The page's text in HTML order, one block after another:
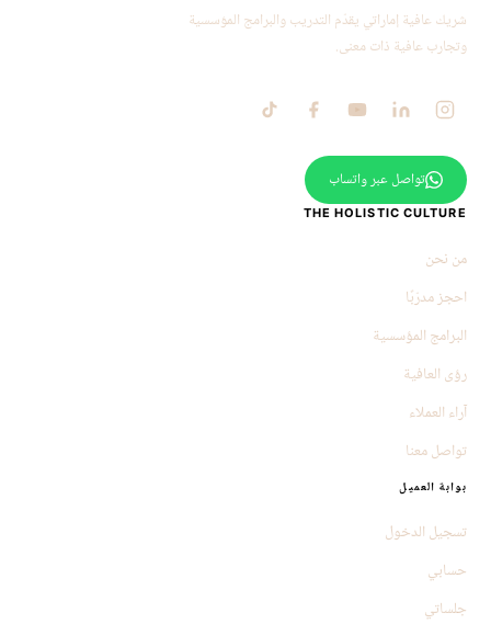
شريك عافية إماراتي يقدّم التدريب والبرامج المؤسسية
وتجارب عافية ذات معنى.
تواصل عبر واتساب
THE HOLISTIC CULTURE
من نحن
احجز مدرّبًا
البرامج المؤسسية
رؤى العافية
آراء العملاء
تواصل معنا
بوابة العميل
تسجيل الدخول
حسابي
جلساتي